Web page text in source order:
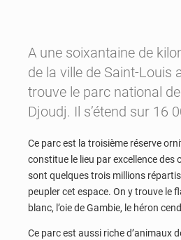
A une soixantaine de
de la ville de Saint-Louis
trouve le parc national
Djoudj. Il s’étend sur 16
Ce parc est la troisième réserve
constitue le lieu par excellence des
sont quelques trois millions
peupler cet espace. On y trouve le
blanc, l’oie de Gambie, le héron
Ce parc est aussi riche d’animaux